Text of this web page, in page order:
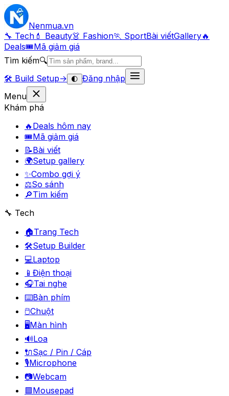
Nenmua.vn
🔧 Tech 💄 Beauty👗 Fashion🏃 SportBài viếtGallery🔥
Deals🎟Mã giảm giá
Tìm kiếm🔍
🛠️ Build Setup→ 🌓 Đăng nhập
Menu
Khám phá
🔥 Deals hôm nay
🎟Mã giảm giá
📝Bài viết
🌍Setup gallery
✨Combo gợi ý
⚖️So sánh
🔎Tìm kiếm
🔧 Tech
🏠Trang Tech
🛠️Setup Builder
💻Laptop
📱 Điện thoại
🎧Tai nghe
⌨️Bàn phím
🖱️Chuột
🖥️Màn hình
🔊Loa
🔌Sạc / Pin / Cáp
🎙️Microphone
📷Webcam
🟪Mousepad